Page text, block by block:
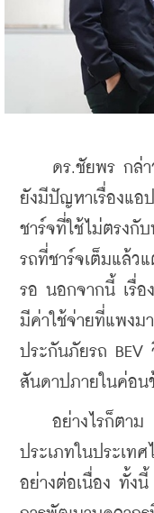
ดร.ชัยพร กล่าว
ยังมีปัญหาเรื่องแอ
ชาร์จที่ใช้ไม่ตรงกั
รถที่ชาร์จเต็มแล้วแ
รอ นอกจากนี้ เรื่อ
มีค่าใช้จ่ายที่แพงม
ประกันภัยรถ BEV
สันดาปภายในค่อน
อย่างไรก็ตาม
ประเภทในประเท
อย่างต่อเนื่อง ทั้ง